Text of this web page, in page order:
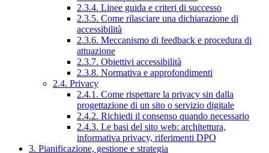
2.3.4. Linee guida e criteri di successo
2.3.5. Come rilasciare una dichiarazione di
accessibilità
2.3.6. Meccanismo di feedback e procedura di
attuazione
2.3.7. Obiettivi accessibilità
2.3.8. Normativa e approfondimenti
2.4. Privacy
2.4.1. Come rispettare la privacy sin dalla
progettazione di un sito o servizio digitale
2.4.2. Richiedi il consenso quando necessario
2.4.3. Le basi del sito web: architettura,
informativa privacy, riferimenti DPO
3. Pianificazione, gestione e strategia